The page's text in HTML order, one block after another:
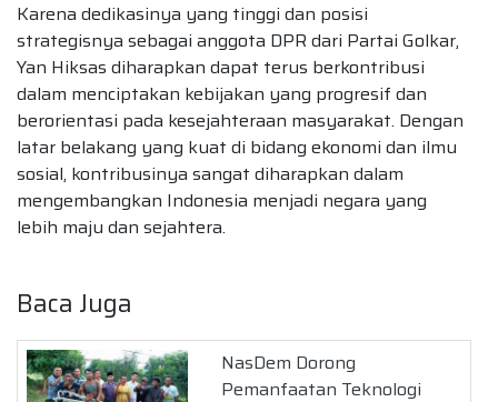
Karena dedikasinya yang tinggi dan posisi
strategisnya sebagai anggota DPR dari Partai Golkar,
Yan Hiksas diharapkan dapat terus berkontribusi
dalam menciptakan kebijakan yang progresif dan
berorientasi pada kesejahteraan masyarakat. Dengan
latar belakang yang kuat di bidang ekonomi dan ilmu
sosial, kontribusinya sangat diharapkan dalam
mengembangkan Indonesia menjadi negara yang
lebih maju dan sejahtera.
Baca Juga
NasDem Dorong
Pemanfaatan Teknologi